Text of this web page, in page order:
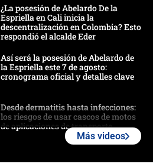
¿La posesión de Abelardo De la
Espriella en Cali inicia la
descentralización en Colombia? Esto
respondió el alcalde Eder
Así será la posesión de Abelardo de
la Espriella este 7 de agosto:
cronograma oficial y detalles clave
Desde dermatitis hasta infecciones:
los riesgos de usar cascos de motos
de aplicaciones de transporte
Más videos